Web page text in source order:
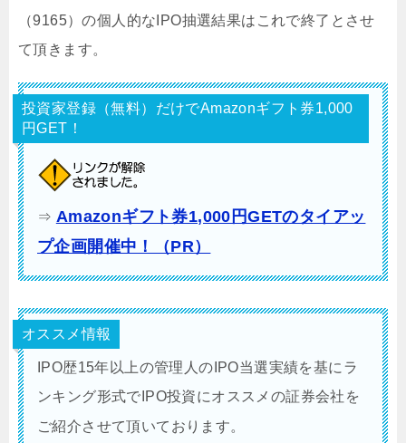
（9165）の個人的なIPO抽選結果はこれで終了とさせ
て頂きます。
投資家登録（無料）だけでAmazonギフト券1,000
円GET！
⇒ Amazonギフト券1,000円GETのタイアッ
プ企画開催中！（PR）
オススメ情報
IPO歴15年以上の管理人のIPO当選実績を基にラ
ンキング形式でIPO投資にオススメの証券会社を
ご紹介させて頂いております。